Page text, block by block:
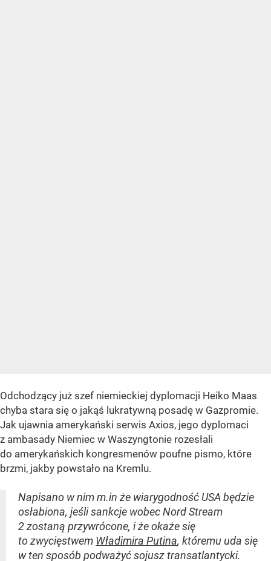
Odchodzący już szef niemieckiej dyplomacji Heiko Maas
chyba stara się o jakąś lukratywną posadę w Gazpromie.
Jak ujawnia amerykański serwis Axios, jego dyplomaci
z ambasady Niemiec w Waszyngtonie rozesłali
do amerykańskich kongresmenów poufne pismo, które
brzmi, jakby powstało na Kremlu.
Napisano w nim m.in że wiarygodność USA będzie
osłabiona, jeśli sankcje wobec Nord Stream
2 zostaną przywrócone, i że okaże się
to zwycięstwem Władimira Putina, któremu uda się
w ten sposób podważyć sojusz transatlantycki.